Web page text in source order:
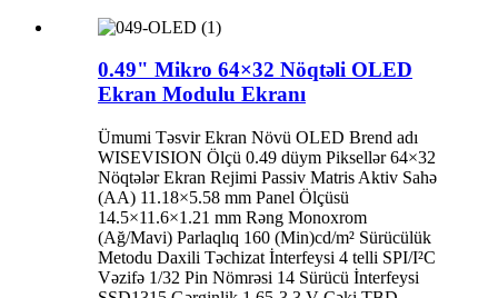
0.49" Mikro 64×32 Nöqtəli OLED
Ekran Modulu Ekranı
Ümumi Təsvir Ekran Növü OLED Brend adı
WISEVISION Ölçü 0.49 düym Piksellər 64×32
Nöqtələr Ekran Rejimi Passiv Matris Aktiv Sahə
(AA) 11.18×5.58 mm Panel Ölçüsü
14.5×11.6×1.21 mm Rəng Monoxrom
(Ağ/Mavi) Parlaqlıq 160 (Min)cd/m² Sürücülük
Metodu Daxili Təchizat İnterfeysi 4 telli SPI/I²C
Vəzifə 1/32 Pin Nömrəsi 14 Sürücü İnterfeysi